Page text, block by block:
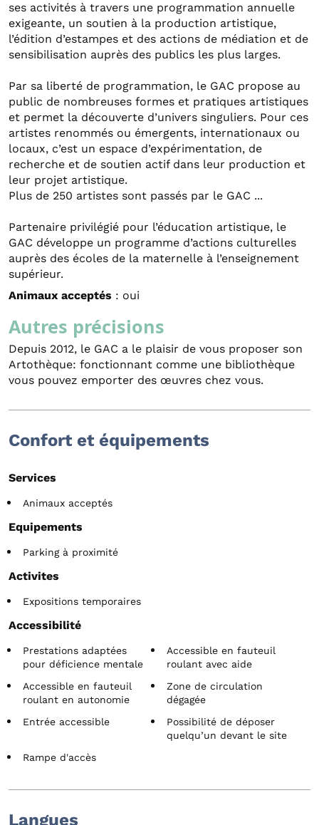
ses activités à travers une programmation annuelle
exigeante, un soutien à la production artistique,
l’édition d’estampes et des actions de médiation et de
sensibilisation auprès des publics les plus larges.
Par sa liberté de programmation, le GAC propose au
public de nombreuses formes et pratiques artistiques
et permet la découverte d’univers singuliers. Pour ces
artistes renommés ou émergents, internationaux ou
locaux, c’est un espace d’expérimentation, de
recherche et de soutien actif dans leur production et
leur projet artistique.
Plus de 250 artistes sont passés par le GAC ...
Partenaire privilégié pour l’éducation artistique, le
GAC développe un programme d’actions culturelles
auprès des écoles de la maternelle à l’enseignement
supérieur.
Animaux acceptés : oui
Autres précisions
Depuis 2012, le GAC a le plaisir de vous proposer son
Artothèque: fonctionnant comme une bibliothèque
vous pouvez emporter des œuvres chez vous.
Confort et équipements
Services
Animaux acceptés
Equipements
Parking à proximité
Activites
Expositions temporaires
Accessibilité
Prestations adaptées
pour déficience mentale
Accessible en fauteuil
roulant avec aide
Accessible en fauteuil
roulant en autonomie
Zone de circulation
dégagée
Entrée accessible
Possibilité de déposer
quelqu’un devant le site
Rampe d'accès
Langues